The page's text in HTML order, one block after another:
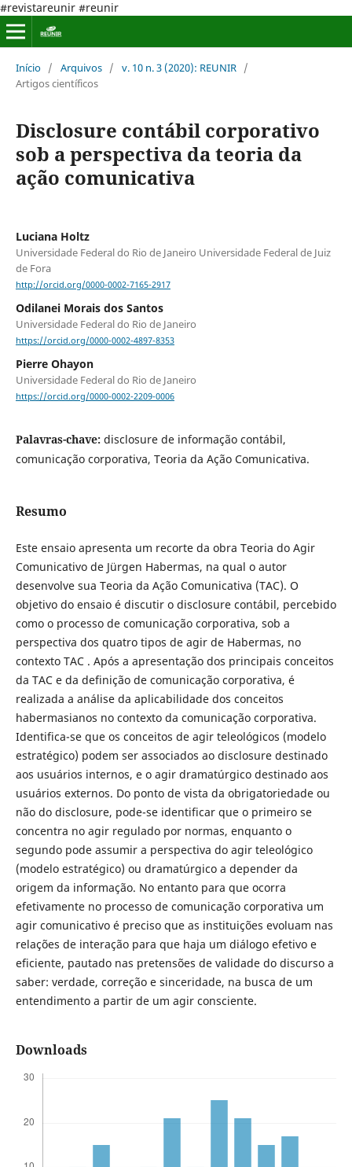
#revistareunir #reunir
Início / Arquivos / v. 10 n. 3 (2020): REUNIR /
Artigos científicos
Disclosure contábil corporativo
sob a perspectiva da teoria da
ação comunicativa
Luciana Holtz
Universidade Federal do Rio de Janeiro Universidade Federal de Juiz
de Fora
http://orcid.org/0000-0002-7165-2917
Odilanei Morais dos Santos
Universidade Federal do Rio de Janeiro
https://orcid.org/0000-0002-4897-8353
Pierre Ohayon
Universidade Federal do Rio de Janeiro
https://orcid.org/0000-0002-2209-0006
Palavras-chave: disclosure de informação contábil,
comunicação corporativa, Teoria da Ação Comunicativa.
Resumo
Este ensaio apresenta um recorte da obra Teoria do Agir
Comunicativo de Jürgen Habermas, na qual o autor
desenvolve sua Teoria da Ação Comunicativa (TAC). O
objetivo do ensaio é discutir o disclosure contábil, percebido
como o processo de comunicação corporativa, sob a
perspectiva dos quatro tipos de agir de Habermas, no
contexto TAC . Após a apresentação dos principais conceitos
da TAC e da definição de comunicação corporativa, é
realizada a análise da aplicabilidade dos conceitos
habermasianos no contexto da comunicação corporativa.
Identifica-se que os conceitos de agir teleológicos (modelo
estratégico) podem ser associados ao disclosure destinado
aos usuários internos, e o agir dramatúrgico destinado aos
usuários externos. Do ponto de vista da obrigatoriedade ou
não do disclosure, pode-se identificar que o primeiro se
concentra no agir regulado por normas, enquanto o
segundo pode assumir a perspectiva do agir teleológico
(modelo estratégico) ou dramatúrgico a depender da
origem da informação. No entanto para que ocorra
efetivamente no processo de comunicação corporativa um
agir comunicativo é preciso que as instituições evoluam nas
relações de interação para que haja um diálogo efetivo e
eficiente, pautado nas pretensões de validade do discurso a
saber: verdade, correção e sinceridade, na busca de um
entendimento a partir de um agir consciente.
Downloads